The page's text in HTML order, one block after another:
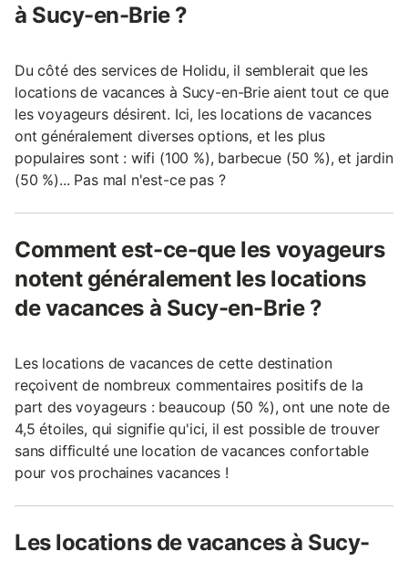
à Sucy-en-Brie ?
Du côté des services de Holidu, il semblerait que les
locations de vacances à Sucy-en-Brie aient tout ce que
les voyageurs désirent. Ici, les locations de vacances
ont généralement diverses options, et les plus
populaires sont : wifi (100 %), barbecue (50 %), et jardin
(50 %)... Pas mal n'est-ce pas ?
Comment est-ce-que les voyageurs
notent généralement les locations
de vacances à Sucy-en-Brie ?
Les locations de vacances de cette destination
reçoivent de nombreux commentaires positifs de la
part des voyageurs : beaucoup (50 %), ont une note de
4,5 étoiles, qui signifie qu'ici, il est possible de trouver
sans difficulté une location de vacances confortable
pour vos prochaines vacances !
Les locations de vacances à Sucy-